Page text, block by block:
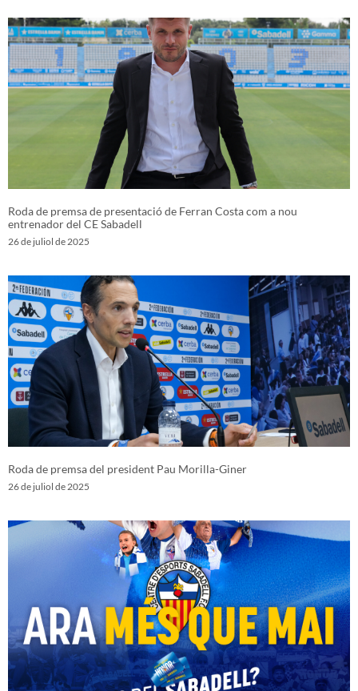
Roda de premsa de presentació de Ferran Costa com a nou
entrenador del CE Sabadell
26 de juliol de 2025
Roda de premsa del president Pau Morilla-Giner
26 de juliol de 2025